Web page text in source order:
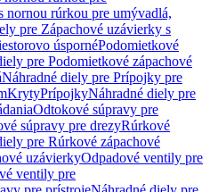
nornou rúrkou pre umývadlá,
pre Zápachové uzávierky s
úspornéPodomietkové
pre Podomietkové zápachové
Náhradné diely pre Prípojky pre
KrytyPrípojkyNáhradné diely pre
Odtokové súpravy pre
súpravy pre drezyRúrkové
pre Rúrkové zápachové
uzávierkyOdpadové ventily pre
ventily pre